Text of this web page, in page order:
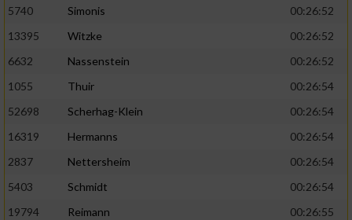
5740
Simonis
00:26:52
13395
Witzke
00:26:52
6632
Nassenstein
00:26:52
1055
Thuir
00:26:54
52698
Scherhag-Klein
00:26:54
16319
Hermanns
00:26:54
2837
Nettersheim
00:26:54
5403
Schmidt
00:26:54
19794
Reimann
00:26:55